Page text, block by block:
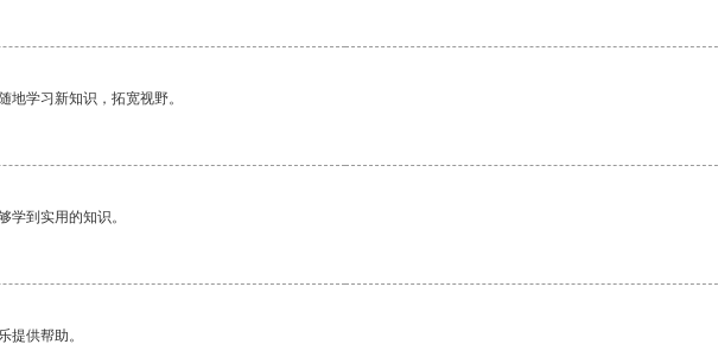
学习新知识，拓宽视野。
学到实用的知识。
提供帮助。